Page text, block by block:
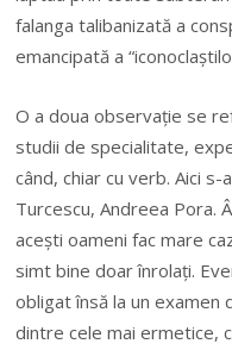
falanga talibanizată a
emancipată a
O a doua observație se
studii de specialitate,
când, chiar cu verb. Aici
Turcescu, Andreea Pora.
acești oameni fac mare
simt bine doar înrolați.
obligat însă la un examen
dintre cele mai ermetice,